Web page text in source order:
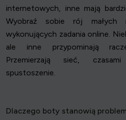
internetowych, inne mają
Wyobraź sobie rój małych
wykonujących zadania online.
ale inne przypominają
Przemierzają sieć,
spustoszenie.
Dlaczego boty stanowią